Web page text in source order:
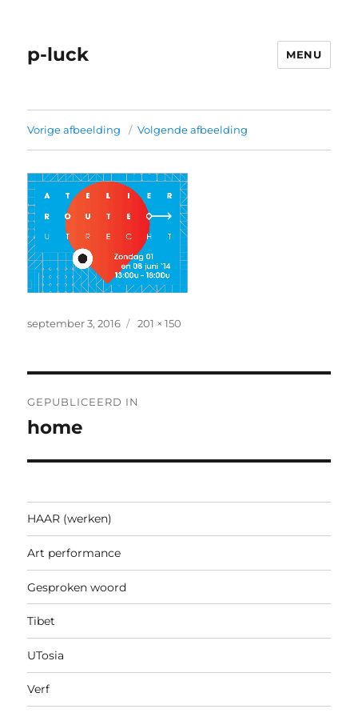
p-luck MENU
Vorige afbeelding Volgende afbeelding
Geplaatst
september 3, 2016
Volledige
201 × 150
navigatie
GEPUBLICEERD IN
home
HAAR (werken)
Art performance
Gesproken woord
Tibet
UTosia
Verf